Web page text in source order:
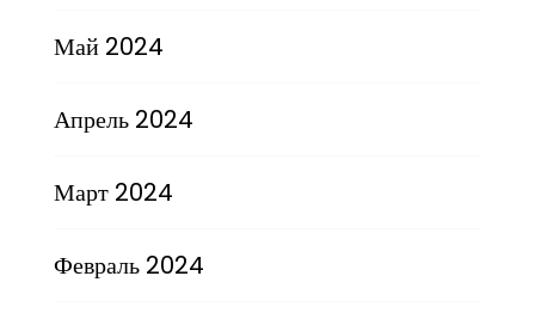
Май 2024
Апрель 2024
Март 2024
Февраль 2024